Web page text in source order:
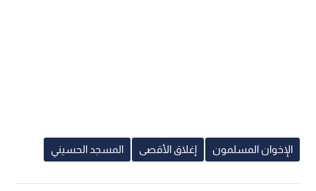
الإخوان المسلمون إغلاق الأقصى المسجد الحسيني